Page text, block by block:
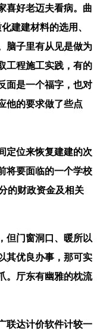
喜好老迈夫看病。曲
建建材料的选用、
脑子里有从见是做为
工程施工实践，有的
面是一个福字，也对
他的要求做了些点
位来恢复建建的次
将要面临的一个学校
的财政资金及相关
门窗洞口、暖所以
其优良办事，那可实
。厅东有幽雅的枕流
达计价软件计较一